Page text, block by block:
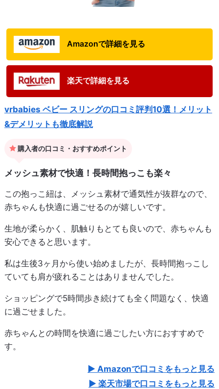
Amazonで詳細を見る
楽天で詳細を見る
vrbabies ベビー スリングの口コミ評判10選！メリット
&デメリットも徹底解説
購入者の口コミ・おすすめポイント
メッシュ素材で快適！長時間抱っこも楽々
この抱っこ紐は、メッシュ素材で通気性が抜群なので、
赤ちゃんも快適に過ごせるのが嬉しいです。
生地が柔らかく、肌触りもとても良いので、赤ちゃんも
安心できると思います。
私は生後3ヶ月から使い始めましたが、長時間抱っこし
ていても肩が疲れることはありませんでした。
ショッピングで5時間歩き続けても全く問題なく、快適
に過ごせました。
赤ちゃんとの時間を快適に過ごしたい方におすすめで
す。
Amazonで口コミをもっと見る
楽天市場で口コミをもっと見る